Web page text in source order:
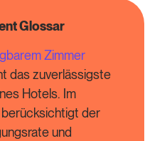
Glossar
Zimmer
das zuverlässigste
Hotels. Im
der
und